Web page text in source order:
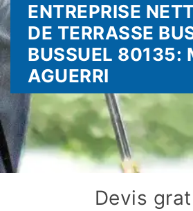
ENTREPRISE
DE TERRASSE
BUSSUEL 80135:
AGUERRI
Devis